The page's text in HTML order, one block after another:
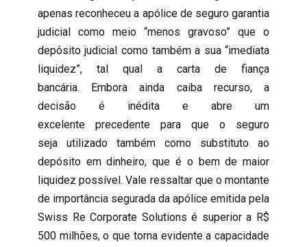
apenas reconheceu a apólice de seguro garantia
judicial como meio “menos gravoso” que o
depósito judicial como também a sua “imediata
liquidez”, tal qual a carta de fiança
bancária. Embora ainda caiba recurso, a
decisão é inédita e abre um
excelente precedente para que o seguro
seja utilizado também como substituto ao
depósito em dinheiro, que é o bem de maior
liquidez possível. Vale ressaltar que o montante
de importância segurada da apólice emitida pela
Swiss Re Corporate Solutions é superior a R$
500 milhões, o que torna evidente a capacidade